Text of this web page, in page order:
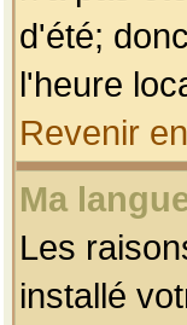
d'été;
l'heure
Revenir
Ma
Les
installé